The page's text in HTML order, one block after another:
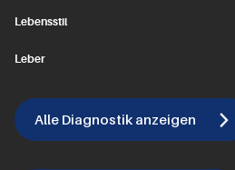
Lebensstil
Leber
Alle Diagnostik anzeigen